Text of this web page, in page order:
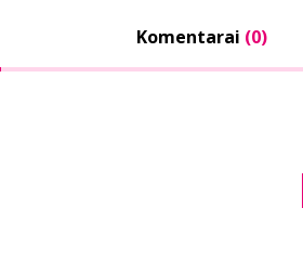
Komentarai (0)